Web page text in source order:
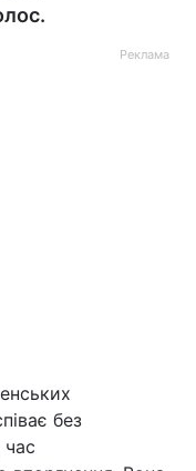
без
час